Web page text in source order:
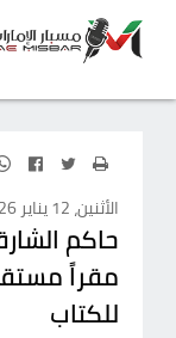
الأثنين، 12 يناير 2026
حاكم
مقراً
للكتاب